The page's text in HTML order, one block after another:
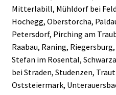
Mitterlabill, Mühldorf bei
Hochegg, Oberstorcha,
Petersdorf, Pirching am
Raabau, Raning,
Stefan im Rosental,
bei Straden, Studenzen,
Oststeiermark,